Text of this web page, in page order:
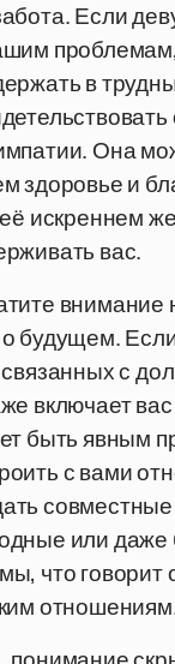
Если
в
Она
здоровье и
её искреннем
вас.
внимание
будущем.
связанных с
включает
быть явным
с вами
совместные
или даже
что говорит